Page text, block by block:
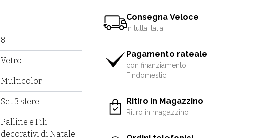
8
Vetro
Multicolor
Set 3 sfere
Palline e Fili
decorativi di Natale
Consegna Veloce
in tutta Italia
Pagamento rateale
con finanziamento
Findomestic
Ritiro in Magazzino
Ritiro in magazzino